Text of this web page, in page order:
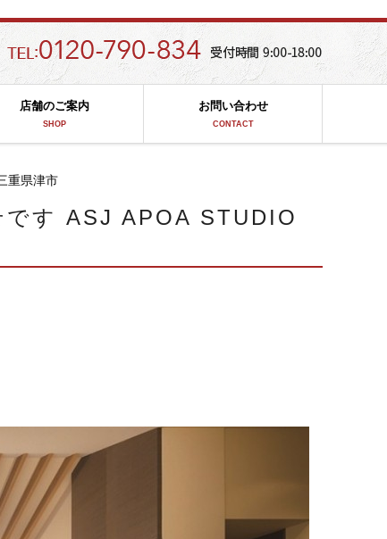
店舗のご案内
SHOP
お問い合わせ
CONTACT
重県津市
です ASJ APOA STUDIO